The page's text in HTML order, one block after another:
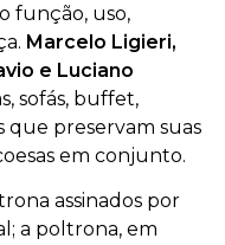
função, uso,
Marcelo Ligieri,
e Luciano
sofás, buffet,
preservam suas
em conjunto.
assinados por
a poltrona, em